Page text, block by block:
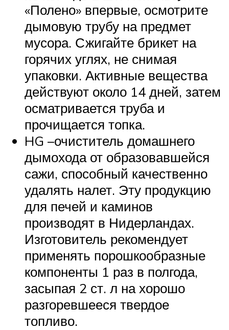
«Полено» впервые, осмотрите
дымовую трубу на предмет
мусора. Сжигайте брикет на
горячих углях, не снимая
упаковки. Активные вещества
действуют около 14 дней, затем
осматривается труба и
прочищается топка.
HG –очиститель домашнего
дымохода от образовавшейся
сажи, способный качественно
удалять налет. Эту продукцию
для печей и каминов
производят в Нидерландах.
Изготовитель рекомендует
применять порошкообразные
компоненты 1 раз в полгода,
засыпая 2 ст. л на хорошо
разгоревшееся твердое
топливо.